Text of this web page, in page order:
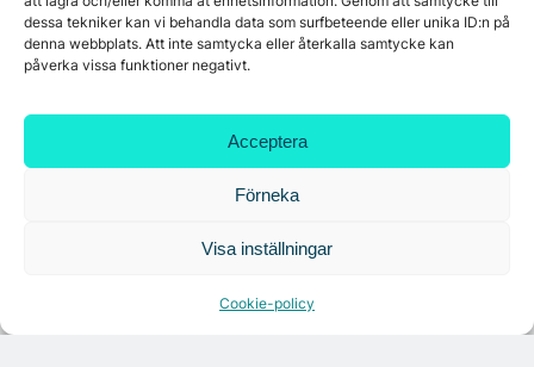
dessa tekniker kan vi behandla data som surfbeteende eller unika ID:n på
denna webbplats. Att inte samtycka eller återkalla samtycke kan
påverka vissa funktioner negativt.
Acceptera
Förneka
Visa inställningar
Cookie-policy
Croisette rådgivare vid fastighetsaffär